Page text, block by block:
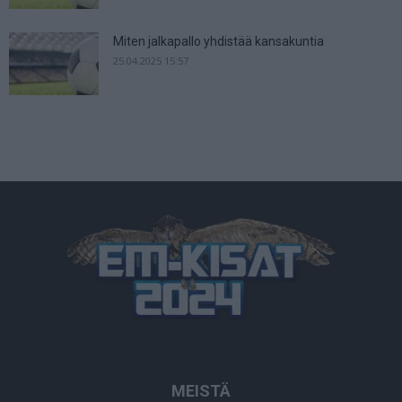
Miten jalkapallo yhdistää kansakuntia
25.04.2025 15:57
MEISTÄ